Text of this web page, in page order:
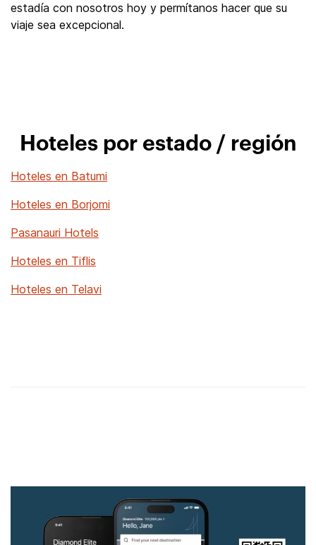
estadía con nosotros hoy y permítanos hacer que su
viaje sea excepcional.
Hoteles por estado / región
Hoteles en Batumi
Hoteles en Borjomi
Pasanauri Hotels
Hoteles en Tiflis
Hoteles en Telavi